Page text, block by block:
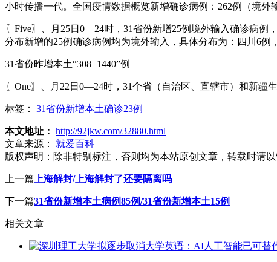
小时传播一代。全国疫情数据概览新增确诊病例：262例（境外
〖Five〗、月25日0—24时，31省份新增25例境外输入确诊病
分布新增的25例确诊病例均为境外输入，具体分布为：四川6例
31省份昨增本土“308+1440”例
〖One〗、月22日0—24时，31个省（自治区、直辖市）和新疆
标签： 31省份新增本土确诊23例
本文地址： http://92jkw.com/32880.html
文章来源：
就爱百科
版权声明： 除非特别标注，否则均为本站原创文章，转载时请以
上一篇 上海解封/上海解封了还要隔离吗
下一篇31省份新增本土病例85例/31省份新增本土15例
相关文章